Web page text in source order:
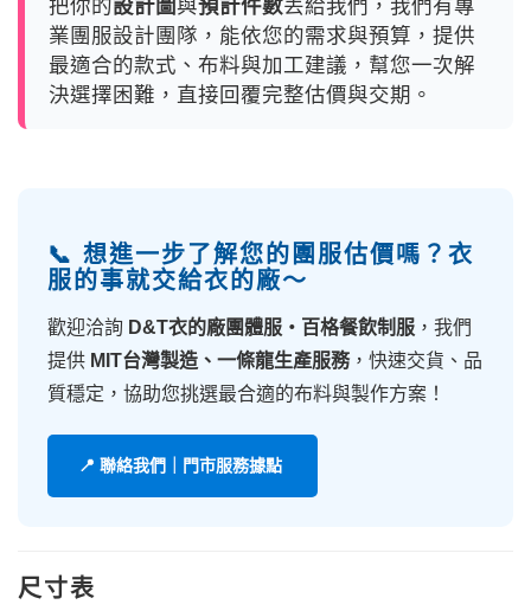
把你的設計圖與預計件數丟給我們，我們有專
業團服設計團隊，能依您的需求與預算，提供
最適合的款式、布料與加工建議，幫您一次解
決選擇困難，直接回覆完整估價與交期。
📞 想進一步了解您的團服估價嗎？衣
服的事就交給衣的廠～
歡迎洽詢 D&T衣的廠團體服・百格餐飲制服 ，我們
提供 MIT台灣製造、一條龍生產服務，快速交貨、品
質穩定，協助您挑選最合適的布料與製作方案！
📍 聯絡我們｜門市服務據點
尺寸表